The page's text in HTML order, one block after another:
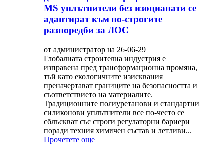
MS уплътнители без изоцианати се
адаптират към по-строгите
разпоредби за ЛОС
от администратор на 26-06-29
Глобалната строителна индустрия е
изправена пред трансформационна промяна,
тъй като екологичните изисквания
преначертават границите на безопасността и
съответствието на материалите.
Традиционните полиуретанови и стандартни
силиконови уплътнители все по-често се
сблъскват със строги регулаторни бариери
поради техния химичен състав и летливи...
Прочетете още